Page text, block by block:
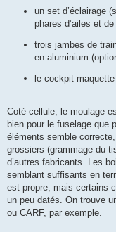
un set d’éclairage
phares d’ailes et
trois jambes de
en aluminium
le cockpit
Coté cellule, le moulage
bien pour le fuselage que
éléments semble
grossiers (grammage du
d’autres fabricants. Les
semblant suffisants en
est propre, mais certains
un peu datés. On trouve
ou CARF, par exemple.